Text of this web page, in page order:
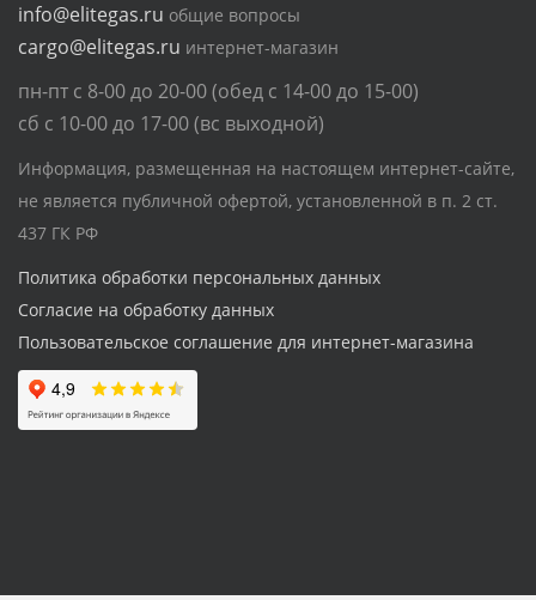
info@elitegas.ru общие вопросы
cargo@elitegas.ru интернет-магазин
пн-пт с 8-00 до 20-00 (обед с 14-00 до 15-00)
сб с 10-00 до 17-00 (вс выходной)
Информация, размещенная на настоящем интернет-сайте,
не является публичной офертой, установленной в п. 2 ст.
437 ГК РФ
Политика обработки персональных данных
Согласие на обработку данных
Пользовательское соглашение для интернет-магазина